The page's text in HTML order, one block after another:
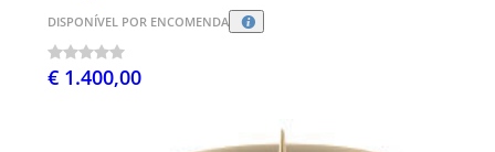
DISPONÍVEL POR ENCOMENDA
€ 1.400,00